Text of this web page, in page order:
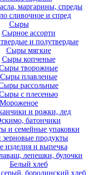
маргарины, спреды
сливочное и спред
Сыры
Сырное ассорти
и полутвердые
Сыры мягкие
Сыры копченые
творожные
Сыры плавленые
рассольные
с плесенью
Мороженое
и рожки, лед
батончики
и семейные упаковки
продукты
изделия и выпечка
лепешки, булочки
Белый хлеб
бородинский хлеб